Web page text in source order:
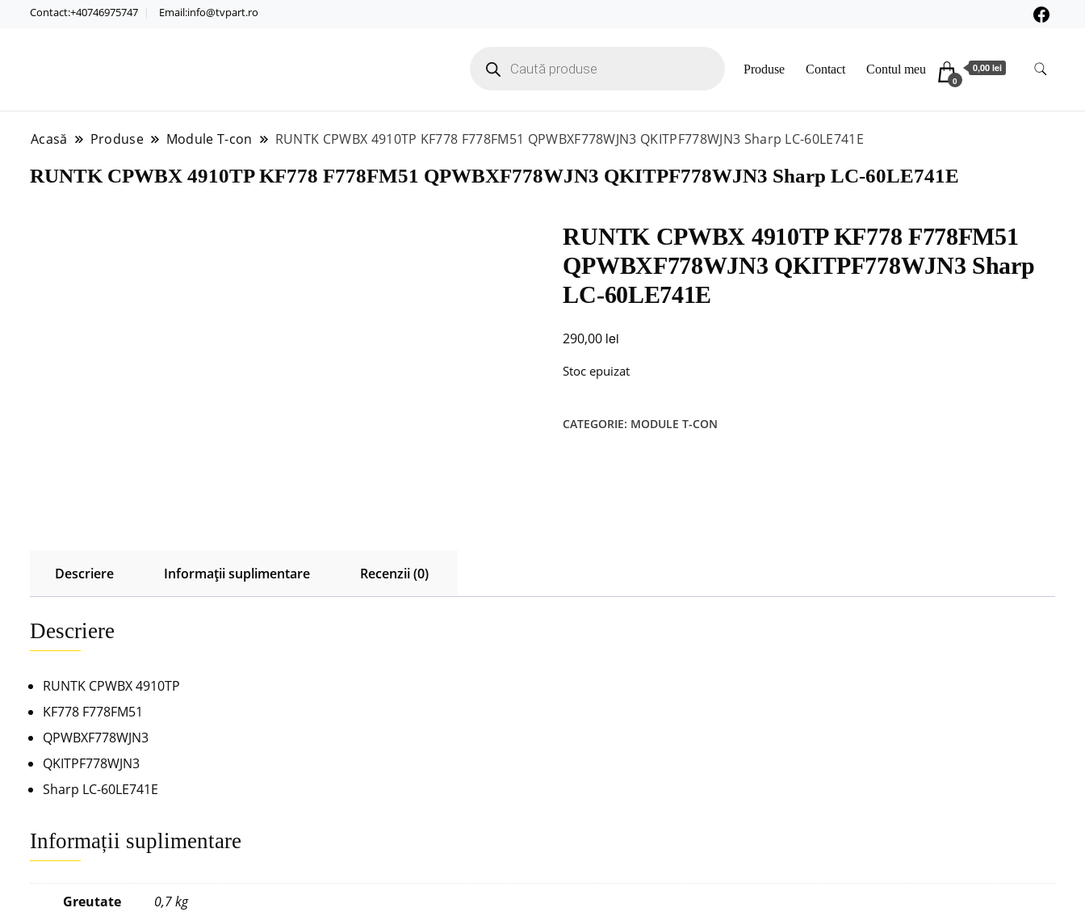
Contact:+40746975747 Email:info@tvpart.ro
search Produse Contact Contul meu
0
0,00 lei
Acasă Produse Module T-con RUNTK CPWBX 4910TP KF778 F778FM51 QPWBXF778WJN3 QKITPF778WJN3 Sharp LC-60LE741E
RUNTK CPWBX 4910TP KF778 F778FM51 QPWBXF778WJN3 QKITPF778WJN3 Sharp LC-60LE741E
RUNTK CPWBX 4910TP KF778 F778FM51
QPWBXF778WJN3 QKITPF778WJN3 Sharp
LC-60LE741E
290,00 lei
Stoc epuizat
CATEGORIE: MODULE T-CON
Descriere Informații suplimentare Recenzii (0)
Descriere
RUNTK CPWBX 4910TP
KF778 F778FM51
QPWBXF778WJN3
QKITPF778WJN3
Sharp LC-60LE741E
Informații suplimentare
Greutate
0,7 kg